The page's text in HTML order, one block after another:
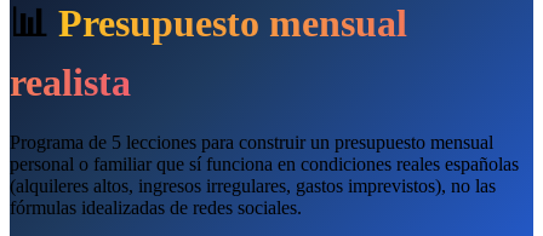
📊 Presupuesto mensual
realista
Programa de 5 lecciones para construir un presupuesto mensual
personal o familiar que sí funciona en condiciones reales españolas
(alquileres altos, ingresos irregulares, gastos imprevistos), no las
fórmulas idealizadas de redes sociales.